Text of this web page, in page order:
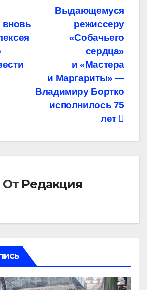
Выдающемуся
режиссеру
«Собачьего
сердца»
и «Мастера
и Маргариты» —
Владимиру Бортко
исполнилось 75
лет
вновь
От Редакция